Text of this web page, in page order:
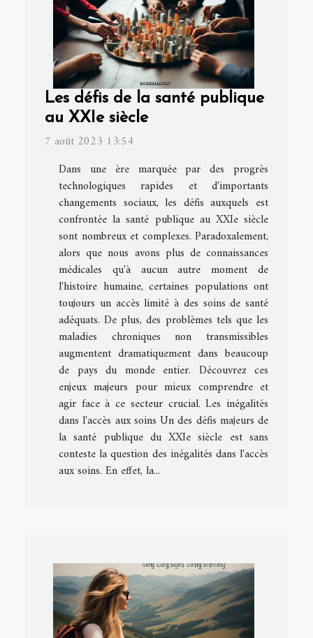
Les défis de la santé publique
au XXIe siècle
7 août 2023 13:54
Dans une ère marquée par des progrès
technologiques rapides et d'importants
changements sociaux, les défis auxquels est
confrontée la santé publique au XXIe siècle
sont nombreux et complexes. Paradoxalement,
alors que nous avons plus de connaissances
médicales qu'à aucun autre moment de
l'histoire humaine, certaines populations ont
toujours un accès limité à des soins de santé
adéquats. De plus, des problèmes tels que les
maladies chroniques non transmissibles
augmentent dramatiquement dans beaucoup
de pays du monde entier. Découvrez ces
enjeux majeurs pour mieux comprendre et
agir face à ce secteur crucial. Les inégalités
dans l'accès aux soins Un des défis majeurs de
la santé publique du XXIe siècle est sans
conteste la question des inégalités dans l'accès
aux soins. En effet, la...